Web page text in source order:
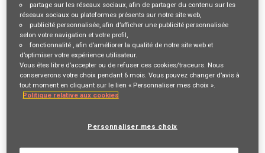
Technical Lead expérimenté(e) pour assurer un leadership technique,
améliorer la qualité des services et contribuer à façonner l’avenir de
notre environnement de travail numérique grâce à l’automatisation,
l’intelligence artificielle et l’amélioration continue.
Objectif Du Poste
services Workplace d’AXA Belgium en combinant leadership
partage sur les réseaux sociaux, afin de partager du contenu sur les
réseaux sociaux ou plateformes présents sur notre site web,
publicité personnalisée, afin d’afficher une publicité personnalisée
selon votre navigation et votre profil,
fonctionnalité , afin d’améliorer la qualité de notre site web et
d’optimiser votre expérience utilisateur.
Vous êtes libre d’accepter ou de refuser ces cookies/traceurs. Nous
conserverons votre choix pendant 6 mois. Vous pouvez changer d’avis à
tout moment en cliquant sur le lien « Personnaliser mes choix ».
Politique relative aux cookies
Personnaliser mes choix